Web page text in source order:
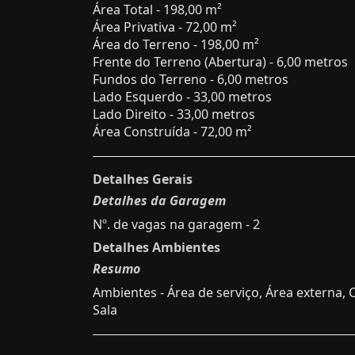
Área Total - 198,00 m²
Área Privativa - 72,00 m²
Área do Terreno - 198,00 m²
Frente do Terreno (Abertura) - 6,00 metros
Fundos do Terreno - 6,00 metros
Lado Esquerdo - 33,00 metros
Lado Direito - 33,00 metros
Área Construída - 72,00 m²
Detalhes Gerais
Detalhes da Garagem
Nº. de vagas na garagem - 2
Detalhes Ambientes
Resumo
Ambientes - Área de serviço, Área externa,
Sala